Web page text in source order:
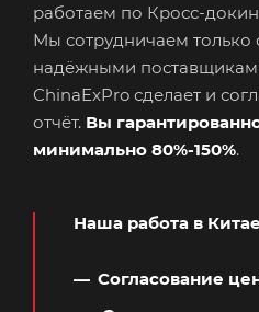
работаем по Кросс-
Мы сотрудничаем
надёжными
ChinaExPro сделает и
отчёт. Вы
минимально 80%-150%.
Наша работа в
Согласование